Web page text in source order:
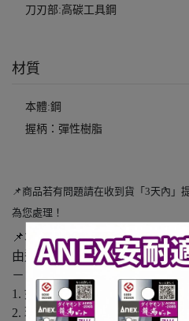
刀刃部:高碳工具鋼
材質
本體:鋼
握柄：彈性樹脂
📌商品若有問題請在收到貨「3天內」
為您處理！
📌本賣場不提供 「不好用」、
由退還貨服務
－
1. 如需【打統編】請下單時備註
2. 現貨商品 / 1-3天內出貨